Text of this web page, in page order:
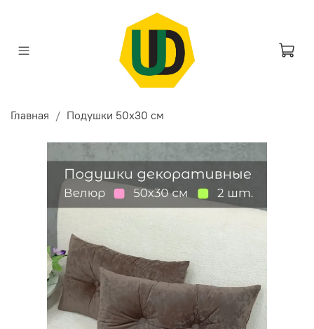
Главная Подушки 50х30 см